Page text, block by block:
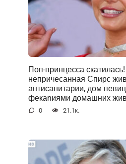
Поп-принцесса
непричесанная Спирс
антисанитарии, дом
фекаnиями домашних
0 21.1к.